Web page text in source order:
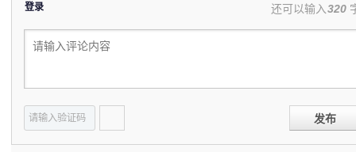
登录 还可以输入320
发布